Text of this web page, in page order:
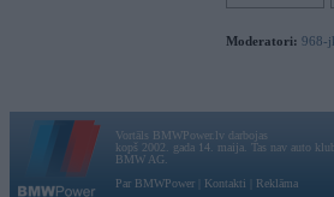
Moderatori: 968-
Vortāls BMWPower.lv darbojas
kopš 2002. gada 14. maija. Tas nav auto
BMW AG.
Par BMWPower
Kontakti Reklāma